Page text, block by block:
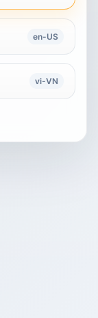
en-US
vi-VN